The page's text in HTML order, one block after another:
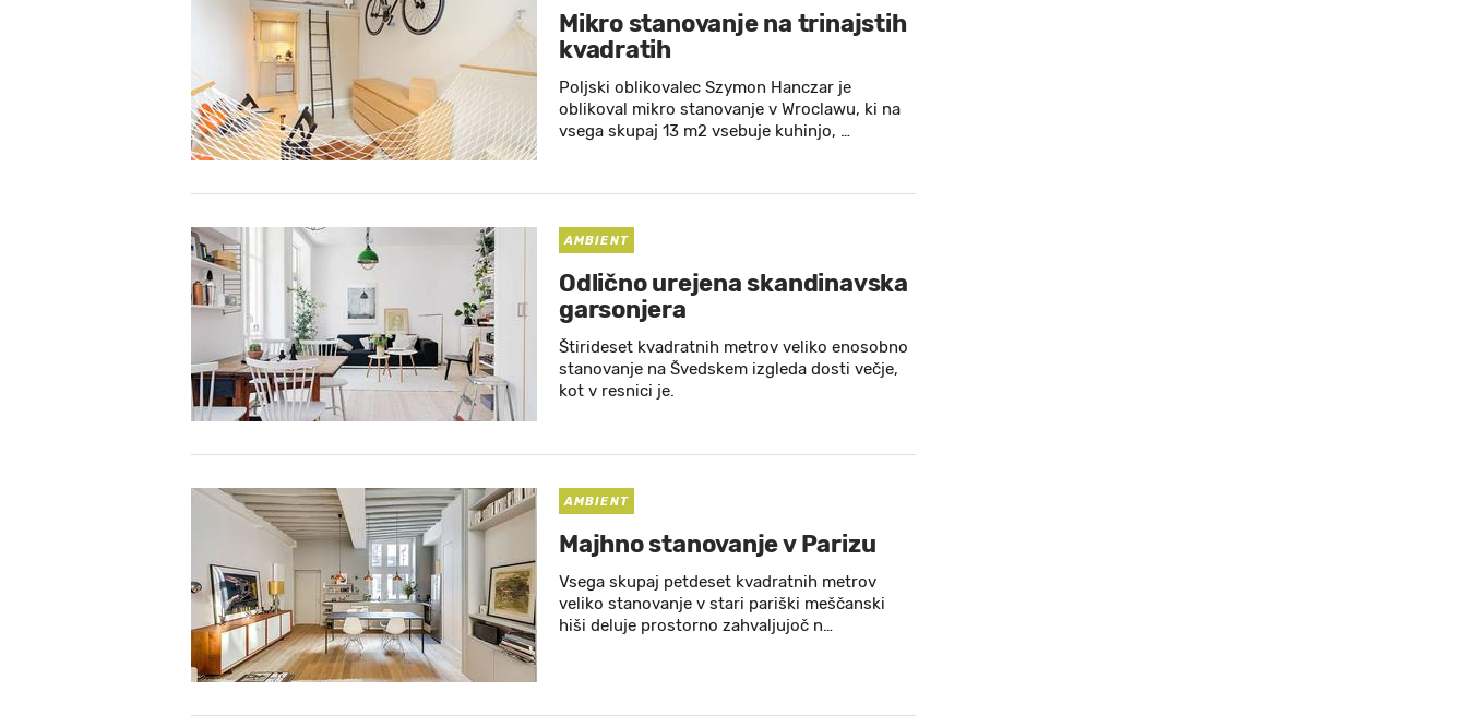
Mikro stanovanje na trinajstih
kvadratih
Poljski oblikovalec Szymon Hanczar je
oblikoval mikro stanovanje v Wroclawu, ki na
vsega skupaj 13 m2 vsebuje kuhinjo, …
AMBIENT
Odlično urejena skandinavska
garsonjera
Štirideset kvadratnih metrov veliko enosobno
stanovanje na Švedskem izgleda dosti večje,
kot v resnici je.
AMBIENT
Majhno stanovanje v Parizu
Vsega skupaj petdeset kvadratnih metrov
veliko stanovanje v stari pariški meščanski
hiši deluje prostorno zahvaljujoč n…